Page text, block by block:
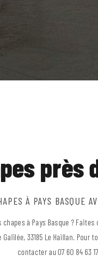
près
À PAYS BASQUE
à Pays Basque ?
33185 Le Haillan.
contacter au 07 60 84 63